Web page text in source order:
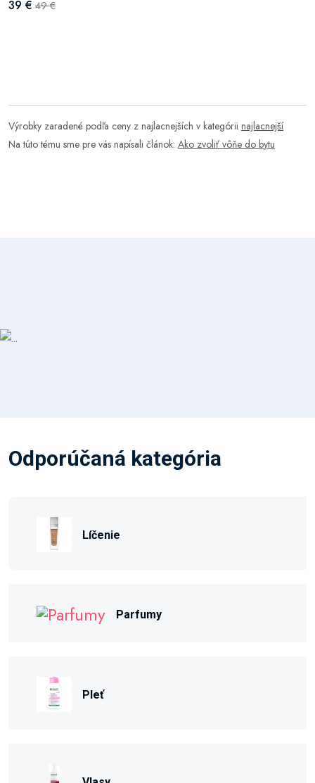
39 € 49 €
Výrobky zaradené podľa ceny z najlacnejších v kategórii najlacnejší
Na túto tému sme pre vás napísali článok: Ako zvoliť vôňe do bytu
Odporúčaná kategória
Líčenie
Parfumy
Pleť